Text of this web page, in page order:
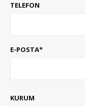
TELEFON
E-POSTA*
KURUM